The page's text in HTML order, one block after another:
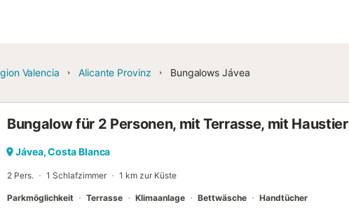
Valencia Alicante Provinz Bungalows Jávea
Bungalow für 2 Personen, mit Terrasse, mit Haustier
Jávea, Costa Blanca
2 Pers. 1 Schlafzimmer 1 km zur Küste
Parkmöglichkeit Terrasse Klimaanlage Bettwäsche Handtücher